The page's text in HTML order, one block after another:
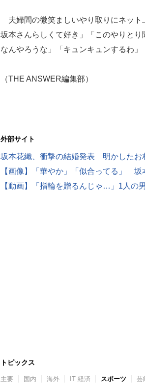
夫婦間の微笑ましいやり取りにネット
坂本さんらしくて好き」「このやりと
なんやろうな」「キュンキュンするわ」
（THE ANSWER編集部）
外部サイト
坂本花織、衝撃の結婚発表 明かしたお
【画像】「華やか」「似合ってる」
【動画】「指輪を贈るんじゃ…」1人の
トピックス
主要 国内 海外 IT 経済 スポーツ 芸